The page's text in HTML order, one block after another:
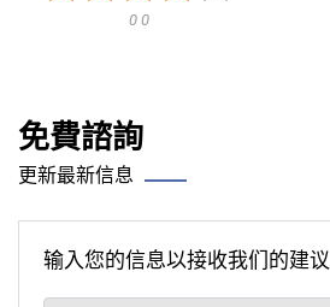
0 0
免費諮詢
更新最新信息
输入您的信息以接收我们的建议